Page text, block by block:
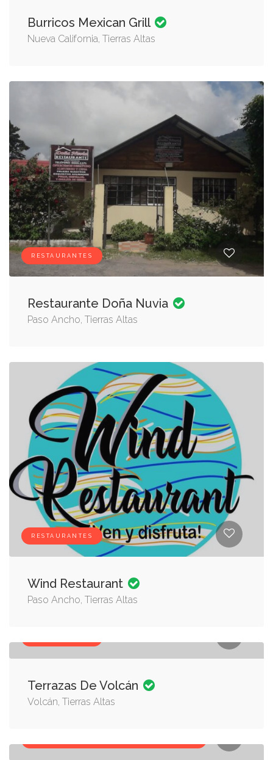
Burricos Mexican Grill
Nueva California, Tierras Altas
RESTAURANTES
Restaurante Doña Nuvia
Paso Ancho, Tierras Altas
RESTAURANTES
Wind Restaurant
Paso Ancho, Tierras Altas
Terrazas De Volcán
Volcán, Tierras Altas